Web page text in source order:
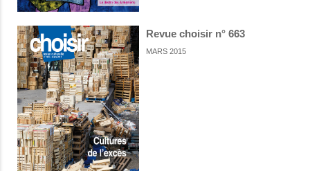
Revue choisir n° 663
MARS 2015